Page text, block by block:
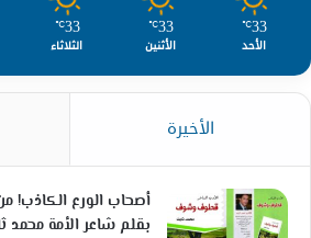
33
℃
الأحد
33
℃
الأثنين
33
℃
الثلاثاء
الأخيرة
أصحاب الورع
بقلم شاعر الأمة محمد